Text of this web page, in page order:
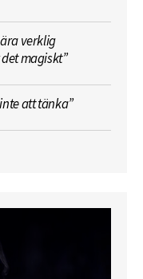
verklig
magiskt”
att tänka”